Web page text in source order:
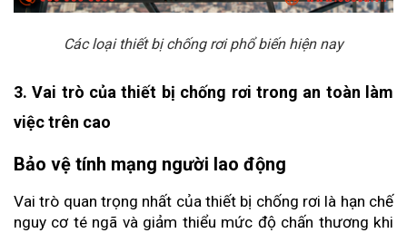
Các loại thiết bị chống rơi phổ biến hiện nay
3. Vai trò của thiết bị chống rơi trong an toàn làm
việc trên cao
Bảo vệ tính mạng người lao động
Vai trò quan trọng nhất của thiết bị chống rơi là hạn chế
nguy cơ té ngã và giảm thiểu mức độ chấn thương khi